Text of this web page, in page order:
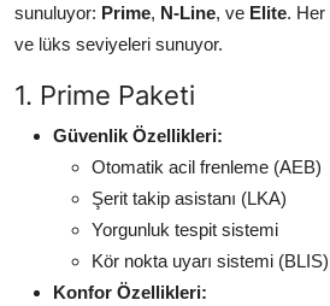
sunuluyor: Prime, N-Line, ve Elite. Her
ve lüks seviyeleri sunuyor.
1. Prime Paketi
Güvenlik Özellikleri:
Otomatik acil frenleme (AEB)
Şerit takip asistanı (LKA)
Yorgunluk tespit sistemi
Kör nokta uyarı sistemi (BLIS)
Konfor Özellikleri: